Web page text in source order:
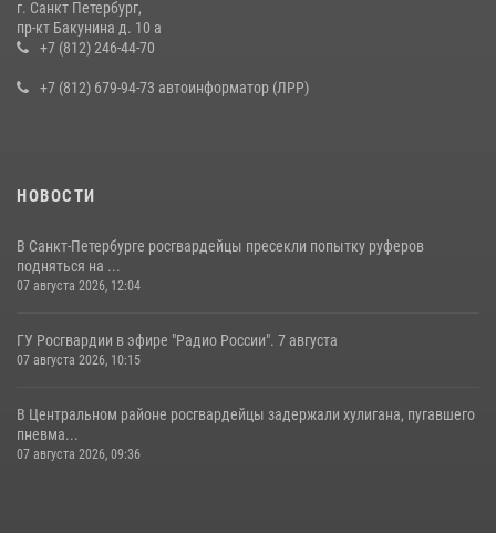
В Ленобласти сотрудники Росгвардии провели встречу с
воспитанниками детского клуба «Умные каникулы»
г. Санкт Петербург,
пр-кт Бакунина д. 10 а
+7 (812) 246-44-70
+7 (812) 679-94-73 автоинформатор (ЛРР)
НОВОСТИ
В Санкт-Петербурге росгвардейцы пресекли попытку руферов
подняться на ...
07 августа 2026, 12:04
ГУ Росгвардии в эфире "Радио России". 7 августа
07 августа 2026, 10:15
В Центральном районе росгвардейцы задержали хулигана, пугавшего
пневма...
07 августа 2026, 09:36